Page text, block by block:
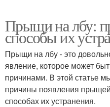
Прыщи на лбу:
способы их
Прыщи на лбу - это
явление, которое может
причинами. В этой статье
причины появления
способах их устранения.